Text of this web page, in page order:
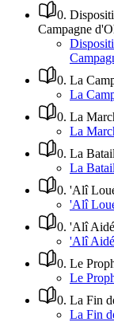
0.
Campagne
0. La
La
0. La
La
0. La
La
0. 'Alî
'Alî
0. 'Alî
'Alî
0. Le
Le
0. La Fin
La Fin